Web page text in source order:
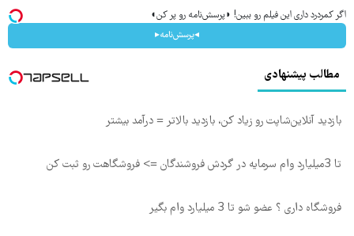
اگر کمردرد داری این فیلم رو ببین! ◗پرسش‌نامه رو پر کن◖
◂پرسش‌نامه▸
مطالب پیشنهادی
بازدید آنلاین‌شاپت رو زیاد کن، بازدید بالاتر = درآمد بیشتر
تا 3میلیارد وام سرمایه در گردش فروشندگان => فروشگاهت رو ثبت کن
فروشگاه داری ؟ عضو شو تا 3 میلیارد وام بگیر